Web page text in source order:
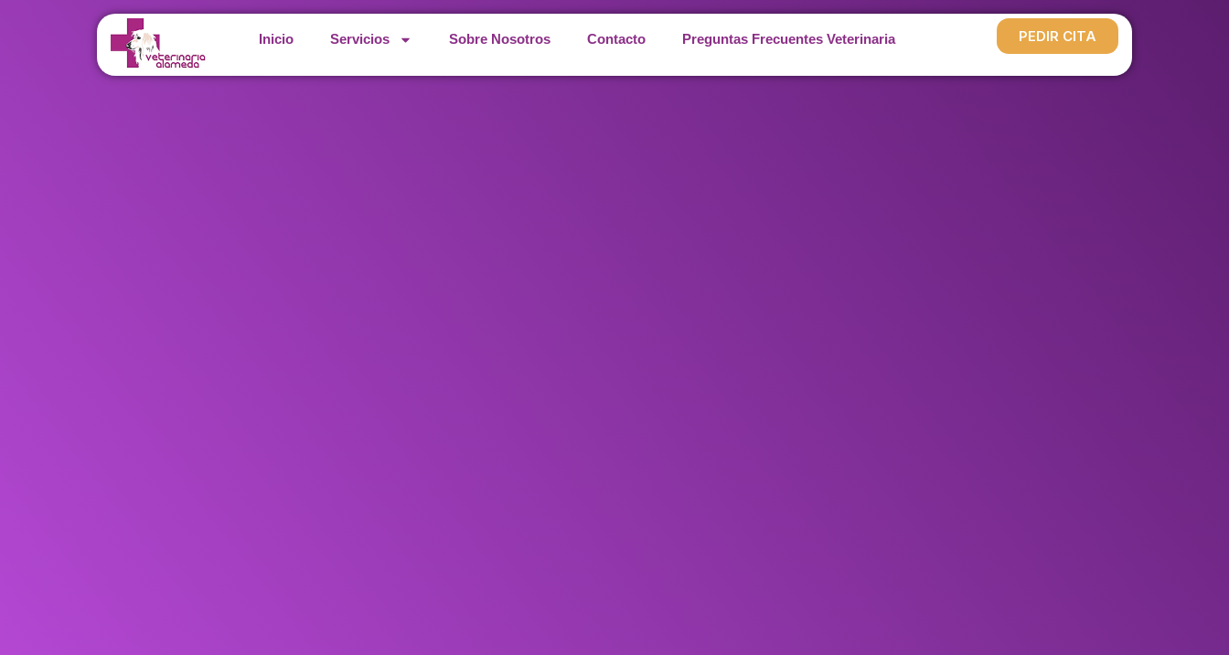
Inicio Servicios Sobre Nosotros Contacto Preguntas Frecuentes Veterinaria PEDIR CITA